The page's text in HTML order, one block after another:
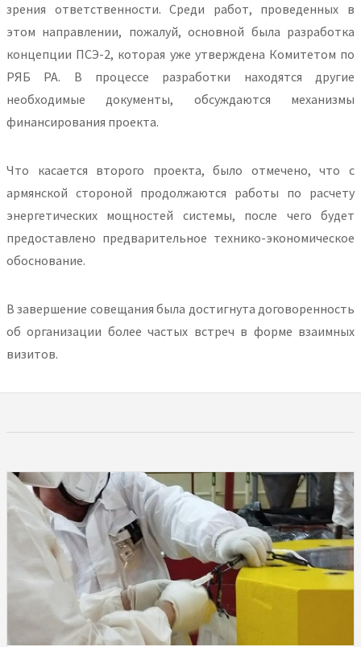
зрения ответственности. Среди работ, проведенных в
этом направлении, пожалуй, основной была разработка
концепции ПСЭ-2, которая уже утверждена Комитетом по
РЯБ РА. В процессе разработки находятся другие
необходимые документы, обсуждаются механизмы
финансирования проекта.
Что касается второго проекта, было отмечено, что с
армянской стороной продолжаются работы по расчету
энергетических мощностей системы, после чего будет
предоставлено предварительное технико-экономическое
обоснование.
В завершение совещания была достигнута договоренность
об организации более частых встреч в форме взаимных
визитов.